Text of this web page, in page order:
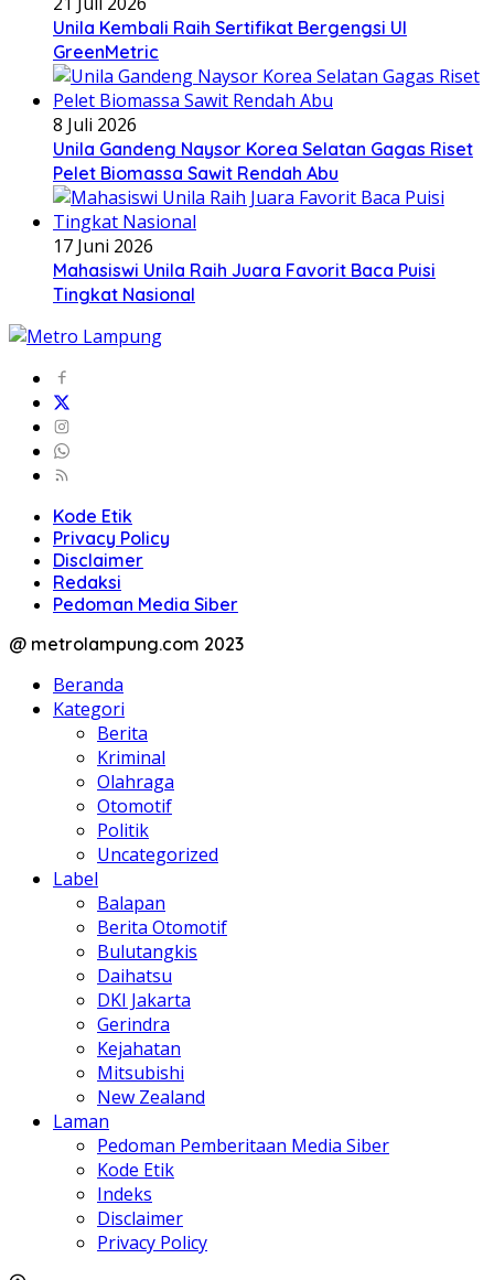
Unila Kembali Raih Sertifikat Bergengsi UI
GreenMetric
8 Juli 2026
Unila Gandeng Naysor Korea Selatan Gagas Riset
Pelet Biomassa Sawit Rendah Abu
17 Juni 2026
Mahasiswi Unila Raih Juara Favorit Baca Puisi
Tingkat Nasional
Kode Etik
Privacy Policy
Disclaimer
Redaksi
Pedoman Media Siber
@ metrolampung.com 2023
Beranda
Kategori
Berita
Kriminal
Olahraga
Otomotif
Politik
Uncategorized
Label
Balapan
Berita Otomotif
Bulutangkis
Daihatsu
DKI Jakarta
Gerindra
Kejahatan
Mitsubishi
New Zealand
Laman
Pedoman Pemberitaan Media Siber
Kode Etik
Indeks
Disclaimer
Privacy Policy